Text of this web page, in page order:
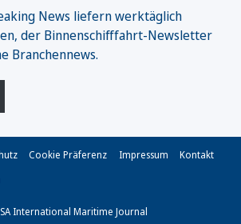
News liefern werktäglich
der Binnenschifffahrt-Newsletter
Branchennews.
International Maritime Journal
Cookie Präferenz Impressum
Kontakt